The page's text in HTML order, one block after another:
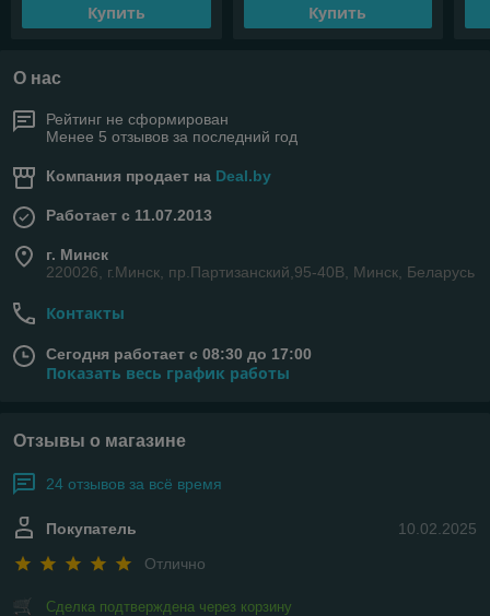
Купить Купить
О нас
Рейтинг не сформирован
Менее 5 отзывов за последний год
Компания продает на Deal.by
Работает с 11.07.2013
г. Минск
220026, г.Минск, пр.Партизанский,95-40В, Минск, Беларусь
Контакты
Сегодня работает с 08:30 до 17:00
Показать весь график работы
Отзывы о магазине
24 отзывов за всё время
10.02.2025
Покупатель
Отлично
Сделка подтверждена через корзину